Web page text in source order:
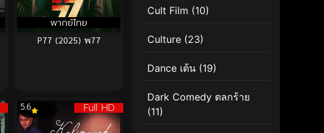
พากย์ไทย
P77 (2025) พ77
Full HD
5.6
Cult Film (10)
Culture (23)
Dance เต้น (19)
Dark Comedy ตลกร้าย
(11)